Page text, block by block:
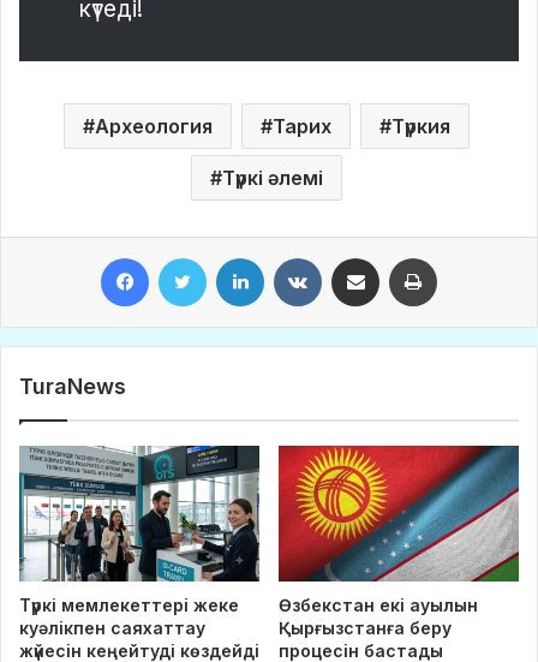
күтеді!
Археология Тарих Түркия
Түркі әлемі
TuraNews
Түркі мемлекеттері жеке
куәлікпен саяхаттау
жүйесін кеңейтуді көздейді
Өзбекстан екі ауылын
Қырғызстанға беру
процесін бастады